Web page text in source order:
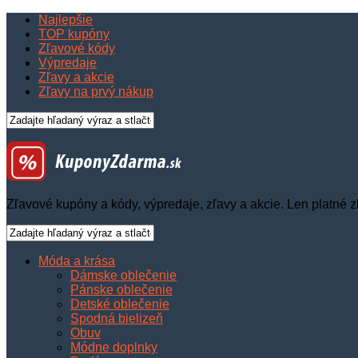
Najlepšie
TOP kupóny
Zľavové kódy
Výpredaje
Zľavy a akcie
Zľavy na prvý nákup
Zľavové kupóny a kódy, výpredaje, zľavy a akcie. Len platné
Móda a krása
Dámske oblečenie
Pánske oblečenie
Detské oblečenie
Spodná bielizeň
Obuv
Módne doplnky